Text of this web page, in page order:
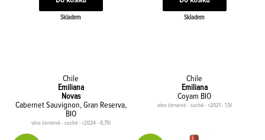
Skladem Skladem
Chile
Emiliana
Novas
Cabernet Sauvignon, Gran Reserva,
BIO
víno červené - suché - r2024 - 0,75l
Chile
Emiliana
Coyam BIO
víno červené - suché - r2021 - 1,5l